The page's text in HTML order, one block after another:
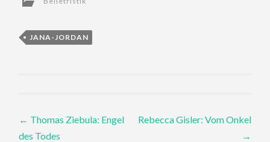
JANA-JORDAN
Post
← Thomas Ziebula: Engel
des Todes
Rebecca Gisler: Vom Onkel
→